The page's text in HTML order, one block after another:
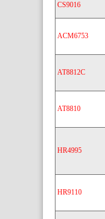
CS9016
ACM6753
AT8812C
AT8810
HR4995
HR9110